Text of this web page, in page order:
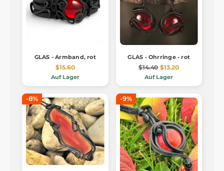
GLAS - Armband, rot
$15.60
Auf Lager
GLAS - Ohrringe - rot
$14.40 $13.20
Auf Lager
-8% -9%